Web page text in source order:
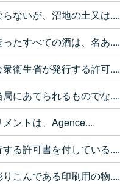
ないが、沼地の土又は....
たすべての酒は、名あ....
衛生省が発行する許可....
にあてられるものでな....
ントは、Agence....
る許可書を付している....
こんである印刷用の物....